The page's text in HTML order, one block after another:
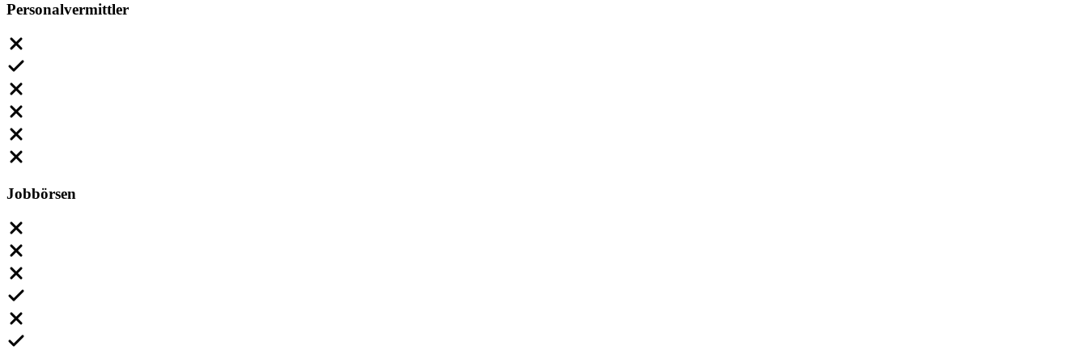
Personalvermittler
Jobbörsen